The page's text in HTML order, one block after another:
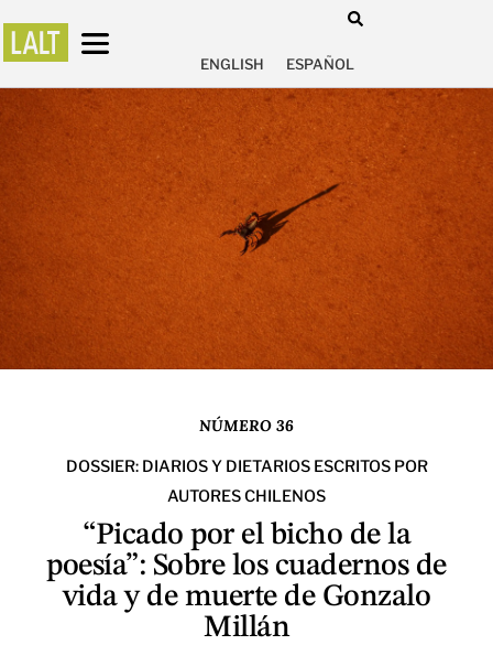
ENGLISH ESPAÑOL
NÚMERO 36
DOSSIER: DIARIOS Y DIETARIOS ESCRITOS POR
AUTORES CHILENOS
“Picado por el bicho de la
poesía”: Sobre los cuadernos de
vida y de muerte de Gonzalo
Millán